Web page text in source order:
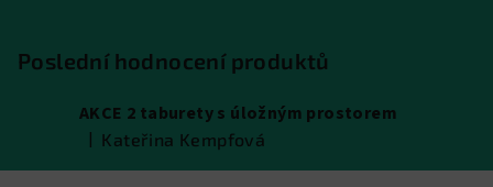
Poslední hodnocení produktů
AKCE 2 taburety s úložným prostorem
Hodnocení produktu je 5 z 5 hvězdiček.
Kateřina Kempfová